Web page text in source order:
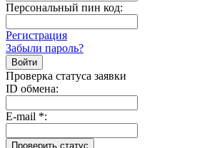
Персональный пин код:
Регистрация
Забыли пароль?
Проверка статуса заявки
ID обмена:
E-mail *: